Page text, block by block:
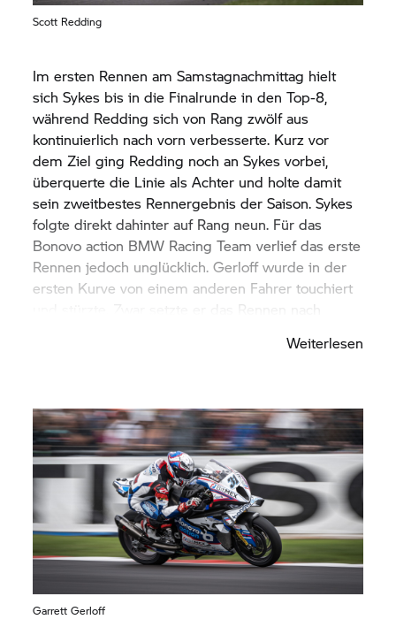
Scott Redding
Im ersten Rennen am Samstagnachmittag hielt
sich Sykes bis in die Finalrunde in den Top-8,
während Redding sich von Rang zwölf aus
kontinuierlich nach vorn verbesserte. Kurz vor
dem Ziel ging Redding noch an Sykes vorbei,
überquerte die Linie als Achter und holte damit
sein zweitbestes Rennergebnis der Saison. Sykes
folgte direkt dahinter auf Rang neun. Für das
Bonovo action BMW Racing Team verlief das erste
Rennen jedoch unglücklich. Gerloff wurde in der
ersten Kurve von einem anderen Fahrer touchiert
und stürzte. Zwar setzte er das Rennen nach
musste dann aber vorzeitig aufgeben. Baz schied
Weiterlesen
Garrett Gerloff